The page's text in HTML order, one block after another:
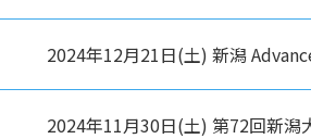
2024年12月21日(土) 新潟
2024年11月30日(土) 第72回新潟